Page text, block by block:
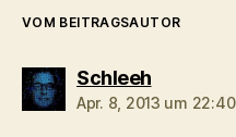
VOM BEITRAGSAUTOR
Schleehsagt:
Apr. 8, 2013 um